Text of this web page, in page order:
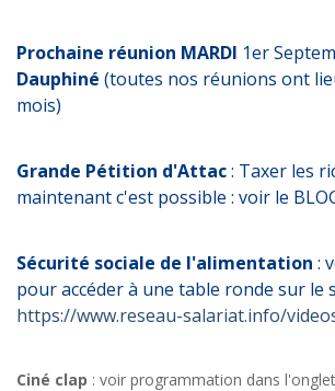
Prochaine réunion MARDI 1er
Dauphiné (toutes nos réunions ont
mois)
Grande Pétition d'Attac: Taxer les
maintenant c'est possible : voir le
Sécurité sociale de l'alimentation :
pour accéder à une table ronde sur le
https://www.reseau-salariat.info/
Ciné clap : voir programmation dans